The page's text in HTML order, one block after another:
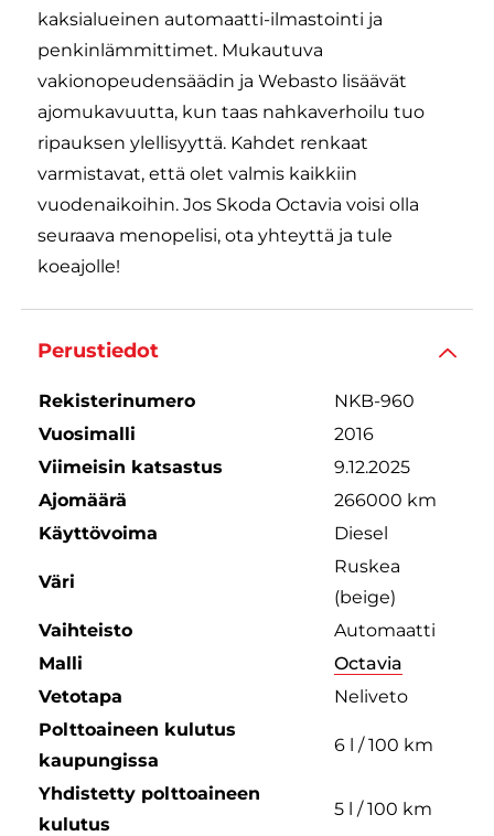
kaksialueinen automaatti-ilmastointi ja
penkinlämmittimet. Mukautuva
vakionopeudensäädin ja Webasto lisäävät
ajomukavuutta, kun taas nahkaverhoilu tuo
ripauksen ylellisyyttä. Kahdet renkaat
varmistavat, että olet valmis kaikkiin
vuodenaikoihin. Jos Skoda Octavia voisi olla
seuraava menopelisi, ota yhteyttä ja tule
koeajolle!
Perustiedot
Rekisterinumero
NKB-960
Vuosimalli
2016
Viimeisin katsastus
9.12.2025
Ajomäärä
266000 km
Käyttövoima
Diesel
Väri
Ruskea
(beige)
Vaihteisto
Automaatti
Malli
Octavia
Vetotapa
Neliveto
Polttoaineen kulutus
kaupungissa
6 l / 100 km
Yhdistetty polttoaineen
kulutus
5 l / 100 km